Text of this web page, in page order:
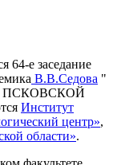
64-е заседание
В.В.Седова "
ПСКОВСКОЙ
Институт
центр»,
области».